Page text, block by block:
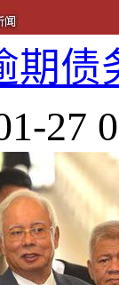
期债
27